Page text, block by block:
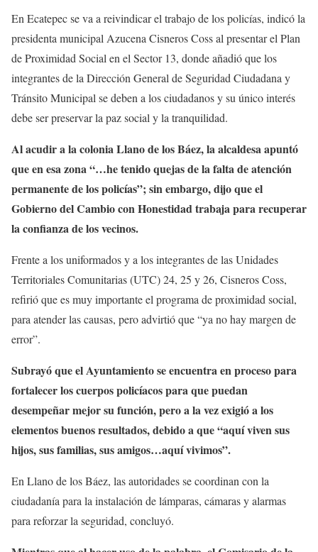
En Ecatepec se va a reivindicar el trabajo de los policías, indicó la
presidenta municipal Azucena Cisneros Coss al presentar el Plan
de Proximidad Social en el Sector 13, donde añadió que los
integrantes de la Dirección General de Seguridad Ciudadana y
Tránsito Municipal se deben a los ciudadanos y su único interés
debe ser preservar la paz social y la tranquilidad.
Al acudir a la colonia Llano de los Báez, la alcaldesa apuntó
que en esa zona “…he tenido quejas de la falta de atención
permanente de los policías”; sin embargo, dijo que el
Gobierno del Cambio con Honestidad trabaja para recuperar
la confianza de los vecinos.
Frente a los uniformados y a los integrantes de las Unidades
Territoriales Comunitarias (UTC) 24, 25 y 26, Cisneros Coss,
refirió que es muy importante el programa de proximidad social,
para atender las causas, pero advirtió que “ya no hay margen de
error”.
Subrayó que el Ayuntamiento se encuentra en proceso para
fortalecer los cuerpos policíacos para que puedan
desempeñar mejor su función, pero a la vez exigió a los
elementos buenos resultados, debido a que “aquí viven sus
hijos, sus familias, sus amigos…aquí vivimos”.
En Llano de los Báez, las autoridades se coordinan con la
ciudadanía para la instalación de lámparas, cámaras y alarmas
para reforzar la seguridad, concluyó.